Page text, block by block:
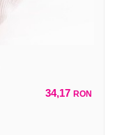
34,17 RON